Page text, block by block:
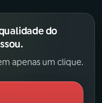
do
apenas um clique.